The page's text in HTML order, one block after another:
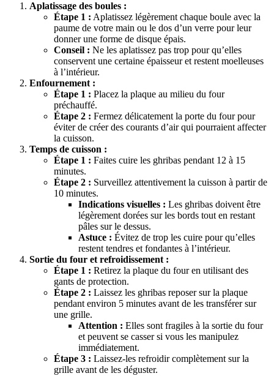
Aplatissage des boules :
Étape 1 : Aplatissez légèrement chaque boule avec la
paume de votre main ou le dos d’un verre pour leur
donner une forme de disque épais.
Conseil : Ne les aplatissez pas trop pour qu’elles
conservent une certaine épaisseur et restent moelleuses
à l’intérieur.
Enfournement :
Étape 1 : Placez la plaque au milieu du four
préchauffé.
Étape 2 : Fermez délicatement la porte du four pour
éviter de créer des courants d’air qui pourraient affecter
la cuisson.
Temps de cuisson :
Étape 1 : Faites cuire les ghribas pendant 12 à 15
minutes.
Étape 2 : Surveillez attentivement la cuisson à partir de
10 minutes.
Indications visuelles : Les ghribas doivent être
légèrement dorées sur les bords tout en restant
pâles sur le dessus.
Astuce : Évitez de trop les cuire pour qu’elles
restent tendres et fondantes à l’intérieur.
Sortie du four et refroidissement :
Étape 1 : Retirez la plaque du four en utilisant des
gants de protection.
Étape 2 : Laissez les ghribas reposer sur la plaque
pendant environ 5 minutes avant de les transférer sur
une grille.
Attention : Elles sont fragiles à la sortie du four
et peuvent se casser si vous les manipulez
immédiatement.
Étape 3 : Laissez-les refroidir complètement sur la
grille avant de les déguster.